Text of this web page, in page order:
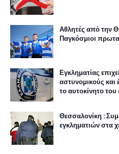
Αθλητές από την
Παγκόσμιοι
Εγκληματίας
αστυνομικούς
το αυτοκίνητο
Θεσσαλονίκη :
εγκληματιών στα